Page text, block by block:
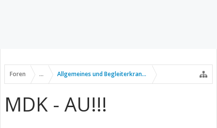
Foren ... Allgemeines und Begleiterkrankungen
MDK - AU!!!